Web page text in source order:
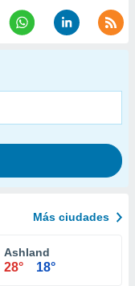
Más ciudades
Ashland
28° 18°